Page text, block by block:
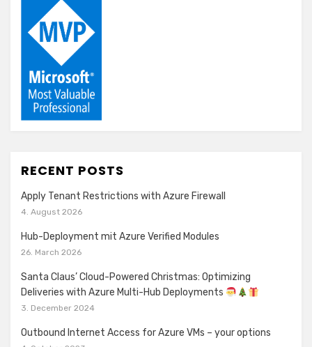
RECENT POSTS
Apply Tenant Restrictions with Azure Firewall
4. August 2026
Hub-Deployment mit Azure Verified Modules
26. March 2026
Santa Claus’ Cloud-Powered Christmas: Optimizing
Deliveries with Azure Multi-Hub Deployments
3. December 2024
Outbound Internet Access for Azure VMs – your options